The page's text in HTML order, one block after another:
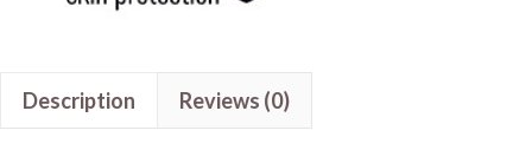
Description Reviews (0)